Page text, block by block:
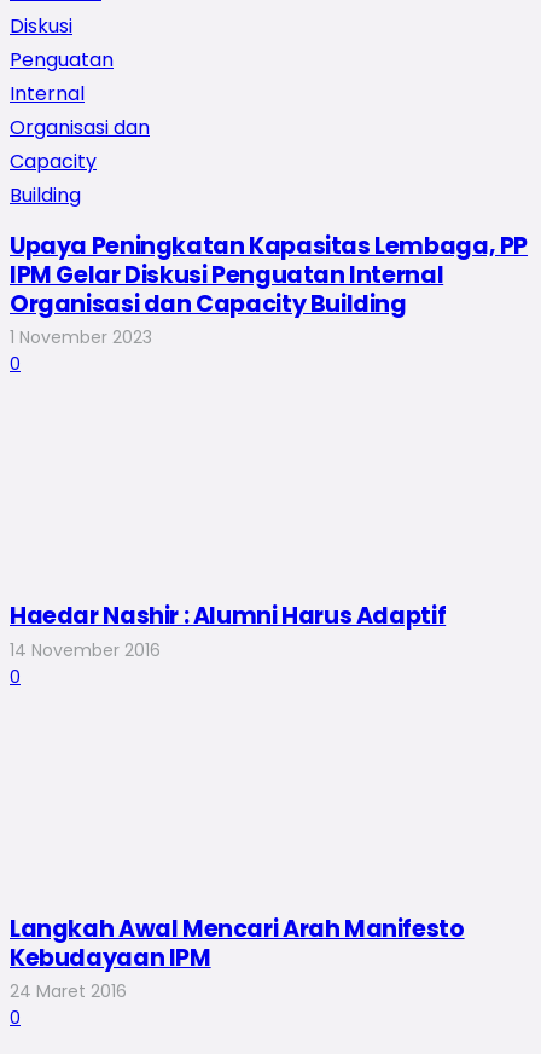
Upaya Peningkatan Kapasitas Lembaga, PP
IPM Gelar Diskusi Penguatan Internal
Organisasi dan Capacity Building
1 November 2023
0
Haedar Nashir : Alumni Harus Adaptif
14 November 2016
0
Langkah Awal Mencari Arah Manifesto
Kebudayaan IPM
24 Maret 2016
0